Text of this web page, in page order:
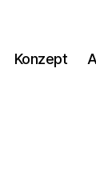
Konzept